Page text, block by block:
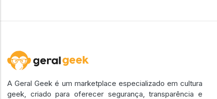
A Geral Geek é um marketplace especializado em cultura
geek, criado para oferecer segurança, transparência e